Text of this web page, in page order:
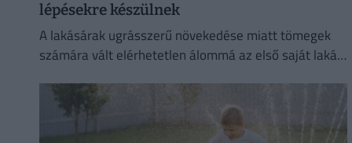
lépésekre készülnek
A lakásárak ugrásszerű növekedése miatt tömegek
számára vált elérhetetlen álommá az első saját lakás